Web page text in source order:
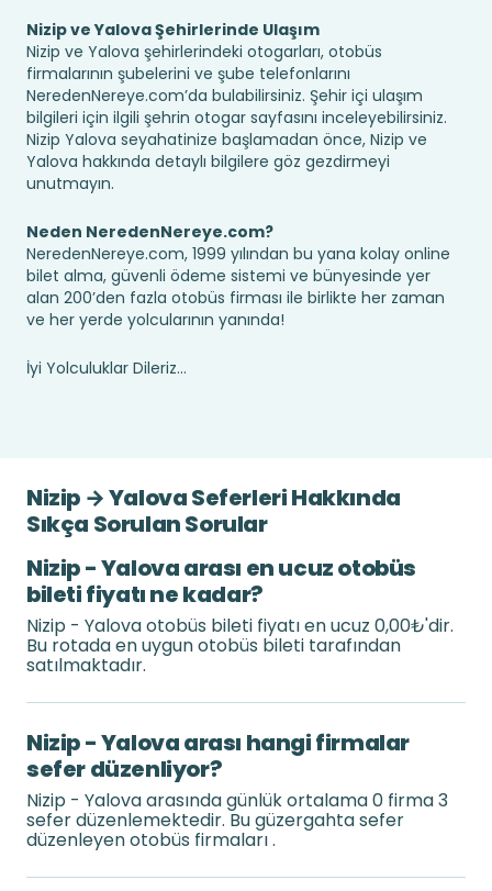
Nizip ve Yalova Şehirlerinde Ulaşım
Nizip ve Yalova şehirlerindeki otogarları, otobüs
firmalarının şubelerini ve şube telefonlarını
NeredenNereye.com’da bulabilirsiniz. Şehir içi ulaşım
bilgileri için ilgili şehrin otogar sayfasını inceleyebilirsiniz.
Nizip Yalova seyahatinize başlamadan önce, Nizip ve
Yalova hakkında detaylı bilgilere göz gezdirmeyi
unutmayın.
Neden NeredenNereye.com?
NeredenNereye.com, 1999 yılından bu yana kolay online
bilet alma, güvenli ödeme sistemi ve bünyesinde yer
alan 200’den fazla otobüs firması ile birlikte her zaman
ve her yerde yolcularının yanında!
İyi Yolculuklar Dileriz...
Nizip → Yalova Seferleri Hakkında
Sıkça Sorulan Sorular
Nizip - Yalova arası en ucuz otobüs
bileti fiyatı ne kadar?
Nizip - Yalova otobüs bileti fiyatı en ucuz 0,00₺'dir.
Bu rotada en uygun otobüs bileti tarafından
satılmaktadır.
Nizip - Yalova arası hangi firmalar
sefer düzenliyor?
Nizip - Yalova arasında günlük ortalama 0 firma 3
sefer düzenlemektedir. Bu güzergahta sefer
düzenleyen otobüs firmaları .